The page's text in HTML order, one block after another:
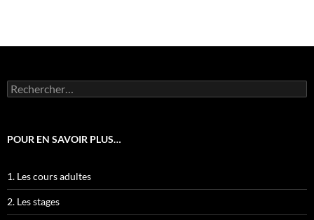
Rechercher :
POUR EN SAVOIR PLUS…
1. Les cours adultes
2. Les stages